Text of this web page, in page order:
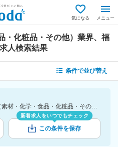
気になる メニュー
・化粧品・その他）業界、福
人検索結果
条件で並び替え
[勤務地]福島県 [業種]メーカー（素材・化学・食品・化粧品・その他）業界 [詳細条件](休日・働き方)土日祝休み
新着求人をいつでもチェック
この条件を保存